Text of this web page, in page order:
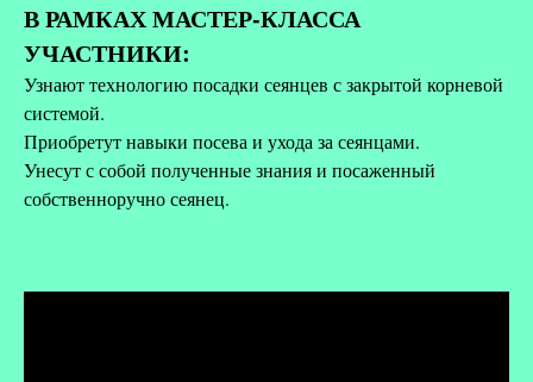
В РАМКАХ МАСТЕР-КЛАССА
УЧАСТНИКИ:
Узнают технологию посадки сеянцев с закрытой корневой
системой.
Приобретут навыки посева и ухода за сеянцами.
Унесут с собой полученные знания и посаженный
собственноручно сеянец.